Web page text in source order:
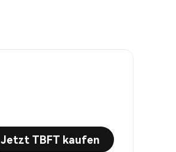
Jetzt TBFT kaufen